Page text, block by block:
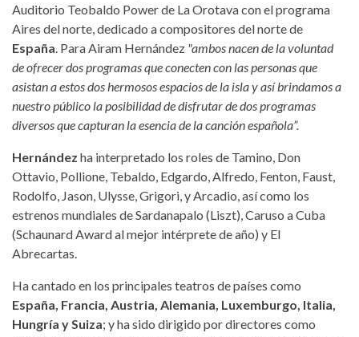
Auditorio Teobaldo Power de La Orotava con el programa
Aires del norte, dedicado a compositores del norte de
España. Para Airam Hernández "ambos nacen de la voluntad
de ofrecer dos programas que conecten con las personas que
asistan a estos dos hermosos espacios de la isla y así brindamos a
nuestro público la posibilidad de disfrutar de dos programas
diversos que capturan la esencia de la canción española”.
Hernández ha interpretado los roles de Tamino, Don
Ottavio, Pollione, Tebaldo, Edgardo, Alfredo, Fenton, Faust,
Rodolfo, Jason, Ulysse, Grigori, y Arcadio, así como los
estrenos mundiales de Sardanapalo (Liszt), Caruso a Cuba
(Schaunard Award al mejor intérprete de año) y El
Abrecartas.
Ha cantado en los principales teatros de países como
España, Francia, Austria, Alemania, Luxemburgo, Italia,
Hungría y Suiza; y ha sido dirigido por directores como